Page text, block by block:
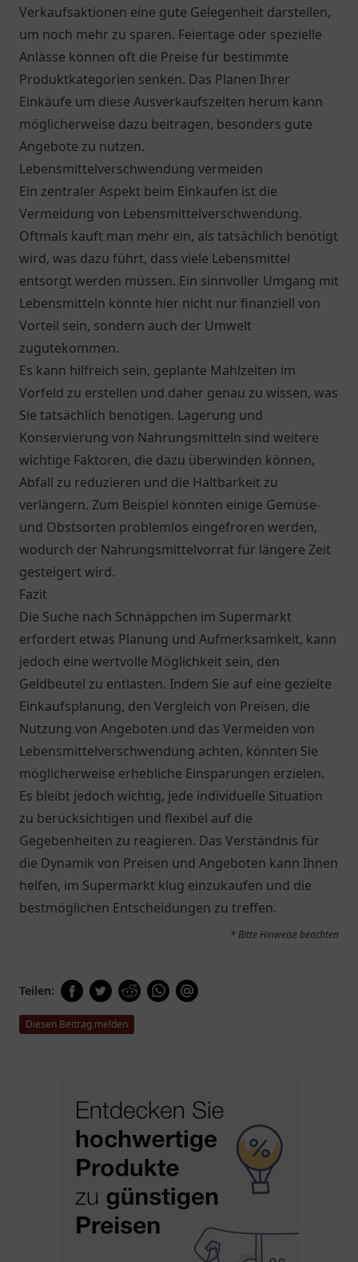
Verkaufsaktionen eine gute Gelegenheit darstellen,
um noch mehr zu sparen. Feiertage oder spezielle
Anlässe können oft die Preise für bestimmte
Produktkategorien senken. Das Planen Ihrer
Einkäufe um diese Ausverkaufszeiten herum kann
möglicherweise dazu beitragen, besonders gute
Angebote zu nutzen.
Lebensmittelverschwendung vermeiden
Ein zentraler Aspekt beim Einkaufen ist die
Vermeidung von Lebensmittelverschwendung.
Oftmals kauft man mehr ein, als tatsächlich benötigt
wird, was dazu führt, dass viele Lebensmittel
entsorgt werden müssen. Ein sinnvoller Umgang mit
Lebensmitteln könnte hier nicht nur finanziell von
Vorteil sein, sondern auch der Umwelt
zugutekommen.
Es kann hilfreich sein, geplante Mahlzeiten im
Vorfeld zu erstellen und daher genau zu wissen, was
Sie tatsächlich benötigen. Lagerung und
Konservierung von Nahrungsmitteln sind weitere
wichtige Faktoren, die dazu überwinden können,
Abfall zu reduzieren und die Haltbarkeit zu
verlängern. Zum Beispiel könnten einige Gemüse-
und Obstsorten problemlos eingefroren werden,
wodurch der Nahrungsmittelvorrat für längere Zeit
gesteigert wird.
Fazit
Die Suche nach Schnäppchen im Supermarkt
erfordert etwas Planung und Aufmerksamkeit, kann
jedoch eine wertvolle Möglichkeit sein, den
Geldbeutel zu entlasten. Indem Sie auf eine gezielte
Einkaufsplanung, den Vergleich von Preisen, die
Nutzung von Angeboten und das Vermeiden von
Lebensmittelverschwendung achten, könnten Sie
möglicherweise erhebliche Einsparungen erzielen.
Es bleibt jedoch wichtig, jede individuelle Situation
zu berücksichtigen und flexibel auf die
Gegebenheiten zu reagieren. Das Verständnis für
die Dynamik von Preisen und Angeboten kann Ihnen
helfen, im Supermarkt klug einzukaufen und die
bestmöglichen Entscheidungen zu treffen.
* Bitte Hinweise beachten
Teilen:
Diesen Beitrag melden